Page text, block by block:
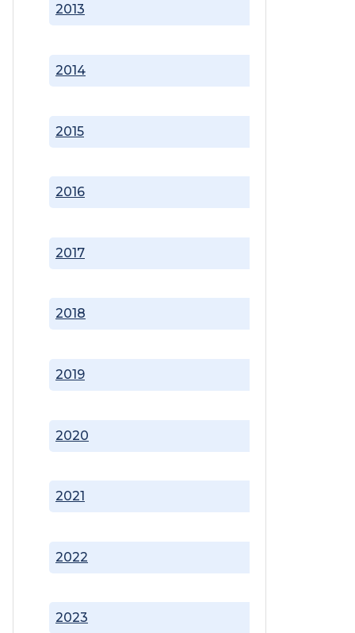
2013
2014
2015
2016
2017
2018
2019
2020
2021
2022
2023